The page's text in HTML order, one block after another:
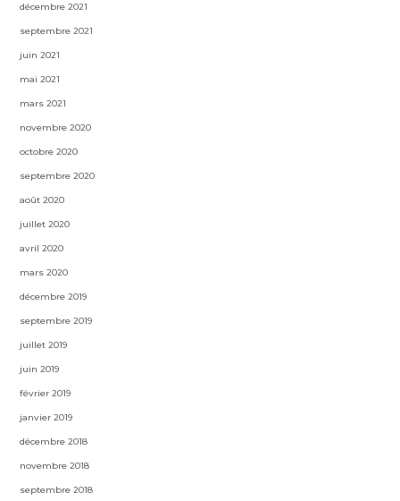
décembre 2021
septembre 2021
juin 2021
mai 2021
mars 2021
novembre 2020
octobre 2020
septembre 2020
août 2020
juillet 2020
avril 2020
mars 2020
décembre 2019
septembre 2019
juillet 2019
juin 2019
février 2019
janvier 2019
décembre 2018
novembre 2018
septembre 2018